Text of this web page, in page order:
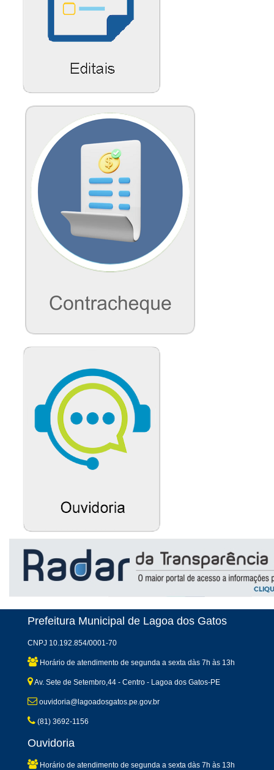
Prefeitura Municipal de Lagoa dos Gatos
CNPJ 10.192.854/0001-70
Horário de atendimento de segunda a sexta dàs 7h às 13h
Av. Sete de Setembro,44 - Centro - Lagoa dos Gatos-PE
ouvidoria@lagoadosgatos.pe.gov.br
(81) 3692-1156
Ouvidoria
Horário de atendimento de segunda a sexta dàs 7h às 13h